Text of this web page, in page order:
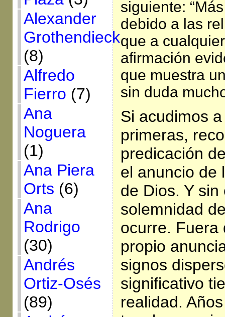
Alexander
Grothendieck
(8)
Alfredo
Fierro (7)
Ana
Noguera
(1)
Ana Piera
Orts (6)
Ana
Rodrigo
(30)
Andrés
Ortiz-Osés
(89)
siguiente:
debido a las
que a
afirmación
que muestra
sin duda
Si acudimos
primeras,
predicación
el anuncio de
de Dios. Y
solemnidad
ocurre. Fuera
propio
signos
significativo
realidad.